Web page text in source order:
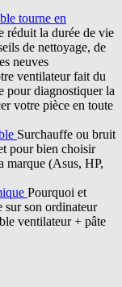
tourne en
réduit la durée de vie
de nettoyage, de
neuves
ventilateur fait du
pour diagnostiquer la
votre pièce en toute
Surchauffe ou bruit
pour bien choisir
marque (Asus, HP,
Pourquoi et
sur son ordinateur
ventilateur + pâte